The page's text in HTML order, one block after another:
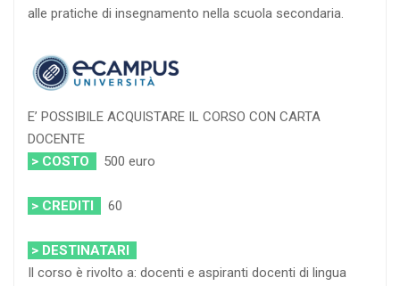
alle pratiche di insegnamento nella scuola secondaria.
E’ POSSIBILE ACQUISTARE IL CORSO CON CARTA
DOCENTE
> COSTO
500 euro
> CREDITI 60
> DESTINATARI
Il corso è rivolto a: docenti e aspiranti docenti di lingua